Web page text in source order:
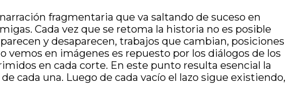
fragmentaria que va saltando de suceso en
Cada vez que se retoma la historia no es posible
y desaparecen, trabajos que cambian, posiciones
en imágenes es repuesto por los diálogos de los
en cada corte. En este punto resulta esencial la
cada una. Luego de cada vacío el lazo sigue existiendo,